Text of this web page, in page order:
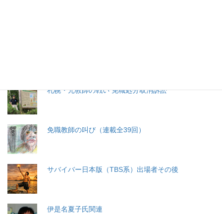
札幌・元教師の戦い 免職処分取消訴訟
免職教師の叫び（連載全39回）
サバイバー日本版（TBS系）出場者その後
伊是名夏子氏関連